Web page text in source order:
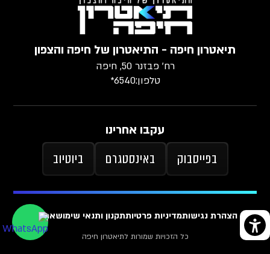
תיאטרון חיפה - התיאטרון של חיפה והצפון
רח׳ פבזנר 50, חיפה
טלפון:6540*
עקבו אחרינו
בפייסבוק באינסטגרם ביוטיוב
כל הזכויות שמורות לתיאטרון חיפה
הצהרת נגישותמדיניות פרטיותתקנון ותנאי שימושארכיון